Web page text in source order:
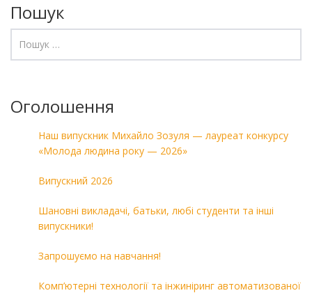
Пошук
Оголошення
Наш випускник Михайло Зозуля — лауреат конкурсу
«Молода людина року — 2026»
Випускний 2026
Шановні викладачі, батьки, любі студенти та інші
випускники!
Запрошуємо на навчання!
Комп’ютерні технології та інжиніринг автоматизованої